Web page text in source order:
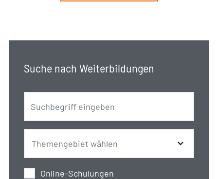
Suche nach Weiterbildungen
Online-Schulungen